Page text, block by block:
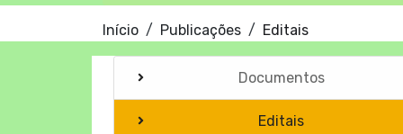
Início Publicações Editais
Documentos
Editais